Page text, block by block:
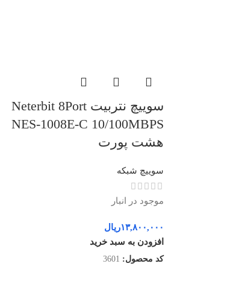
سوییچ نتربیت Neterbit 8Port
NES-1008E-C 10/100MBPS
هشت پورت
سوییچ شبکه
موجود در انبار
۱۳,۸۰۰,۰۰۰ریال
افزودن به سبد خرید
کد محصول: 3601